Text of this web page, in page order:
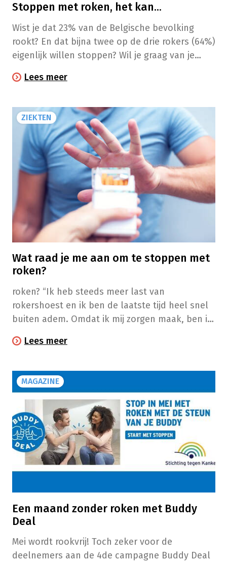
Stoppen met roken, het kan...
​​​Wist je dat 23% van de Belgische bevolking
rookt? En dat bijna twee op de drie rokers (64%)
eigenlijk willen stoppen? Wil je graag van je
apotheker kom je al een heel eind!
Lees meer
ZIEKTEN
Wat raad je me aan om te stoppen met
roken?
roken? ​​​​“Ik heb steeds meer last van
rokershoest en ik ben de laatste tijd heel snel
buiten adem. Omdat ik mij zorgen maak, ben ik
op karakter’ lukt mij dat niet. Wat raad je me
Zonhoven, Limburg)
Lees meer
MAGAZINE
Een maand zonder roken met Buddy
Deal
Mei wordt rookvrij! Toch zeker voor de
deelnemers aan de 4de campagne Buddy Deal